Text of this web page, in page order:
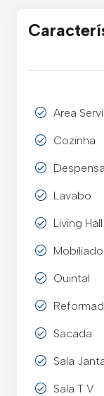
Area
Cozinha
Despensa
Lavabo
Living Hall
Mobiliado
Quintal
Sacada
Sala
Sala T V